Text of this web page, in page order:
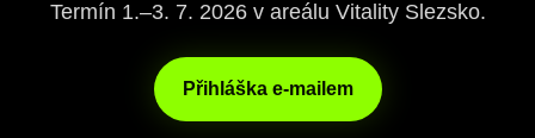
Termín 1.–3. 7. 2026 v areálu Vitality Slezsko.
Přihláška e-mailem